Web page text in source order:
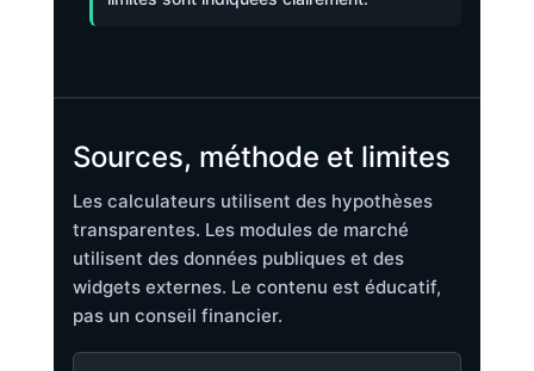
Sources, méthode et limites
Les calculateurs utilisent des hypothèses
transparentes. Les modules de marché
utilisent des données publiques et des
widgets externes. Le contenu est éducatif,
pas un conseil financier.